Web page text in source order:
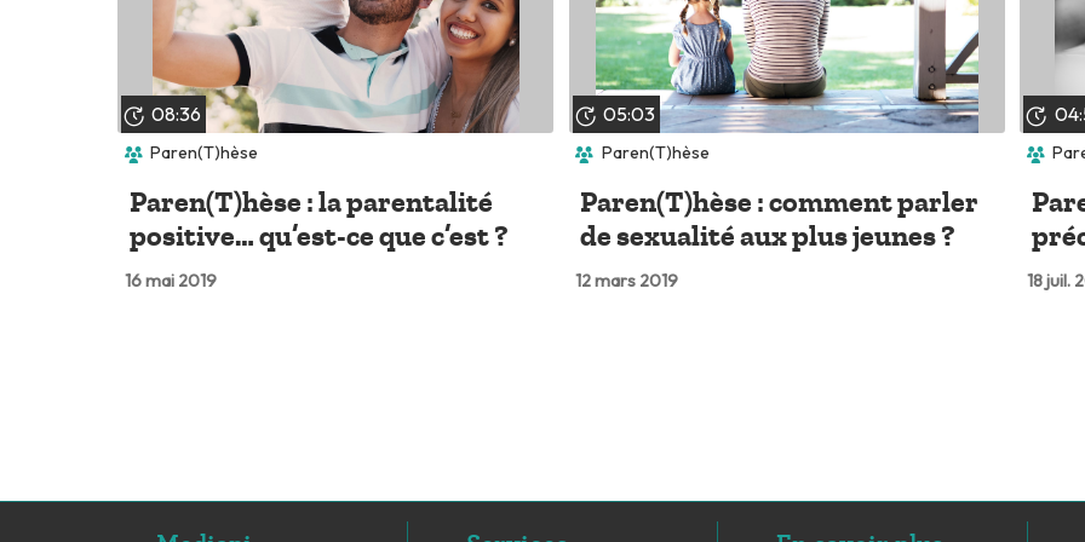
08:36
Paren(T)hèse
Paren(T)hèse : la parentalité
positive… qu’est-ce que c’est ?
16 mai 2019
05:03
Paren(T)hèse
Paren(T)hèse : comment parler
de sexualité aux plus jeunes ?
12 mars 2019 18 juil.